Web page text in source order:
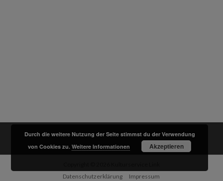
Datenschutzerklärung
Impressum
Durch die weitere Nutzung der Seite stimmst du der Verwendung
von Cookies zu.Weitere Informationen Akzeptieren